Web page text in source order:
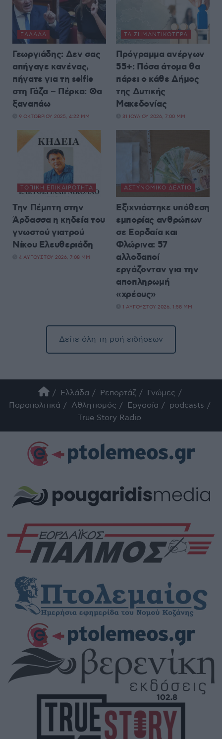
ΕΛΛΆΔΑ
Γεωργιάδης: Δεν σας
απήγαγε κανένας,
πήγατε για τη selfie
στη Γάζα – Πέρκα: Θα
ξαναπάω
9 ΟΚΤΩΒΡΊΟΥ 2025, 4:22 ΜΜ
ΤΑ ΣΗΜΑΝΤΙΚΟΤΕΡΑ
Πρόγραμμα ανέργων
55+: Πόσα άτομα θα
πάρει ο κάθε Δήμος
της Δυτικής
Μακεδονίας
31 ΙΟΥΛΊΟΥ 2026, 7:00 ΜΜ
ΤΟΠΙΚΉ ΕΠΙΚΑΙΡΌΤΗΤΑ
Την Πέμπτη στην
Άρδασσα η κηδεία του
γνωστού γιατρού
Νίκου Ελευθεριάδη
4 ΑΥΓΟΎΣΤΟΥ 2026, 7:08 ΜΜ
ΑΣΤΥΝΟΜΙΚΌ ΔΕΛΤΊΟ
Εξιχνιάστηκε υπόθεση
εμπορίας ανθρώπων
σε Εορδαία και
Φλώρινα: 57
αλλοδαποί
εργάζονταν για την
αποπληρωμή
«χρέους»
1 ΑΥΓΟΎΣΤΟΥ 2026, 1:58 ΜΜ
Δείτε όλη τη ροή ειδήσεων
Ελλάδα Ρεπορτάζ
Γνώμες
Παραπολιτικά
Αθλητισμός Εργασία
podcasts
True Story Radio